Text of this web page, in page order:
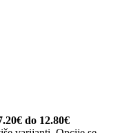
do 12.80€